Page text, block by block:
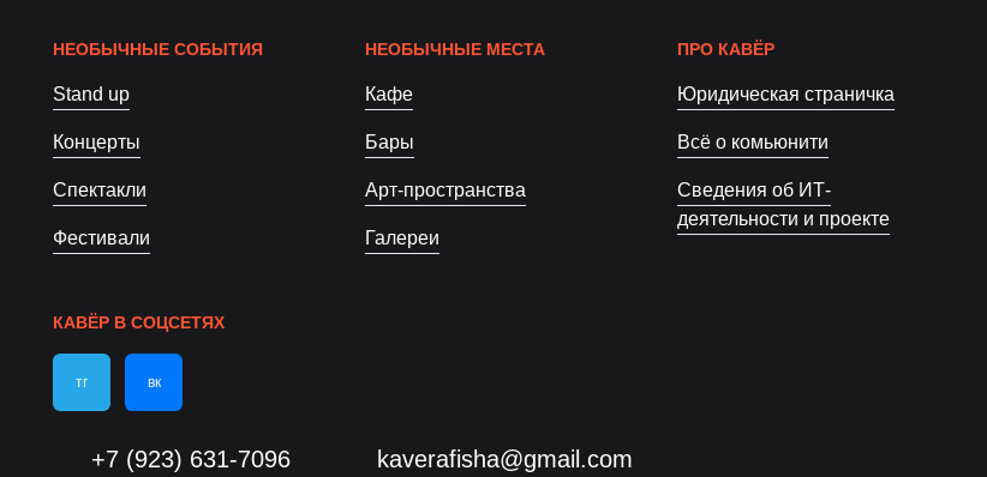
НЕОБЫЧНЫЕ СОБЫТИЯ
Stand up
Концерты
Спектакли
Фестивали
НЕОБЫЧНЫЕ МЕСТА
Кафе
Бары
Арт-пространства
Галереи
ПРО КАВЁР
Юридическая страничка
Всё о комьюнити
Сведения об ИТ-
деятельности и проекте
КАВЁР В СОЦСЕТЯХ
тг вк
+7 (923) 631-7096 kaverafisha@gmail.com